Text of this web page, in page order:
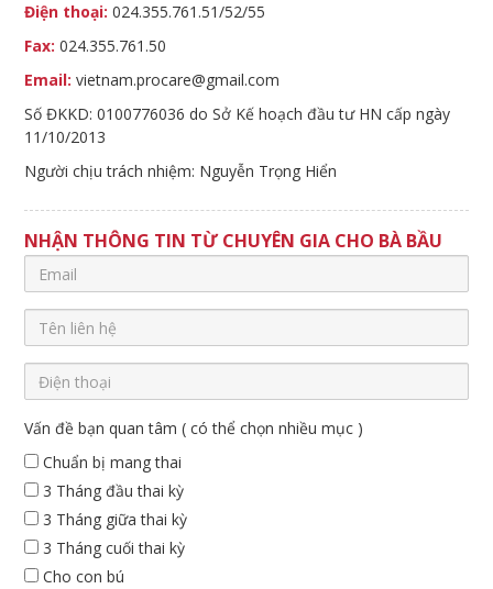
Điện thoại: 024.355.761.51/52/55
Fax: 024.355.761.50
Email: vietnam.procare@gmail.com
Số ĐKKD: 0100776036 do Sở Kế hoạch đầu tư HN cấp ngày
11/10/2013
Người chịu trách nhiệm: Nguyễn Trọng Hiển
NHẬN THÔNG TIN TỪ CHUYÊN GIA CHO BÀ BẦU
Vấn đề bạn quan tâm ( có thể chọn nhiều mục )
Chuẩn bị mang thai
3 Tháng đầu thai kỳ
3 Tháng giữa thai kỳ
3 Tháng cuối thai kỳ
Cho con bú